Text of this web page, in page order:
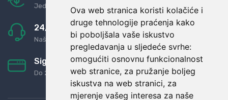
Ova web stranica koristi kolačiće i
druge tehnologije praćenja kako
bi poboljšala vaše iskustvo
pregledavanja u sljedeće svrhe:
omogućiti osnovnu funkcionalnost
web stranice, za pružanje boljeg
iskustva na web stranici, za
mjerenje vašeg interesa za naše
Jednostavno pravilo: Roba za novac
24/7 odlična podrška
Naši agenti uvijek na raspolaganju
Sigurno obročno plaćanje
Do 24 rata bez kamata